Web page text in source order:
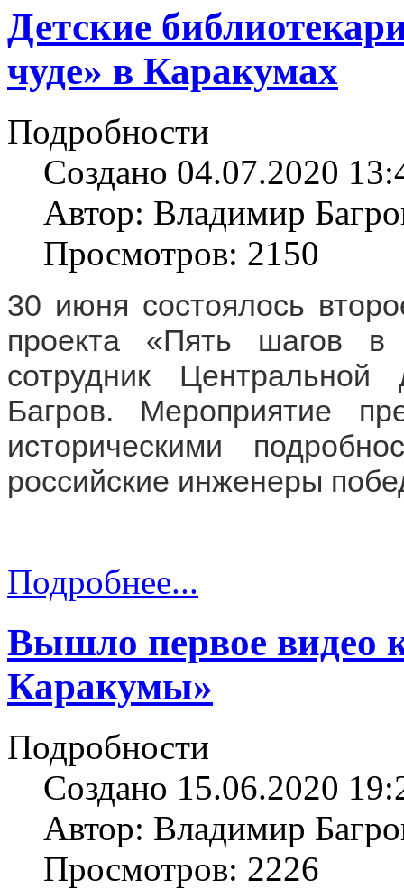
Детские
чуде» в Каракумах
Подробности
Создано 04.07.2020
Автор: Владимир
Просмотров: 2150
30 июня состоялось
проекта «Пять шагов в
сотрудник Центральной
Багров. Мероприятие
историческими
российские инженеры
Подробнее...
Вышло первое видео
Каракумы»
Подробности
Создано 15.06.2020
Автор: Владимир
Просмотров: 2226